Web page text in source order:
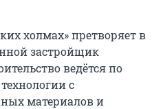
холмах» претворяет в
застройщик
ведётся по
с
материалов и